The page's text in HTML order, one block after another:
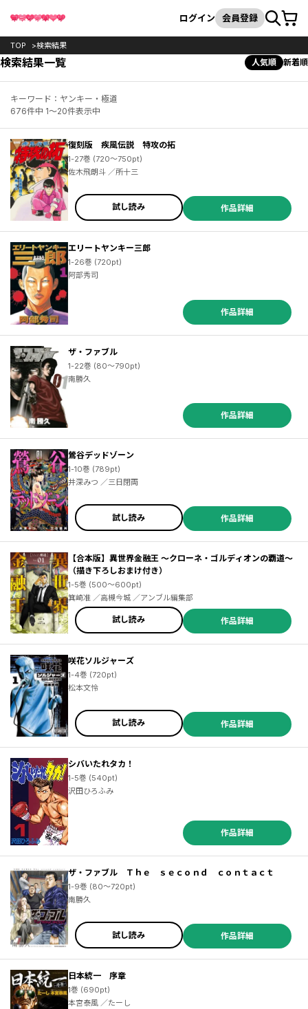
検索
ログイン 会員登録カート
TOP 検索結果
検索結果一覧 人気順 新着順
キーワード：ヤンキー・極道
676件中 1～20件表示中
復刻版 疾風伝説 特攻の拓
1-27巻 (720～750pt)
佐木飛朗斗 ／所十三
試し読み 作品詳細
エリートヤンキー三郎
1-26巻 (720pt)
阿部秀司
作品詳細
ザ・ファブル
1-22巻 (80～790pt)
南勝久
作品詳細
鶯谷デッドゾーン
1-10巻 (789pt)
井深みつ ／三日閉両
試し読み 作品詳細
【合本版】異世界金融王 ～クローネ・ゴルディオンの覇道～
（描き下ろしおまけ付き）
1-5巻 (500～600pt)
箕崎准 ／高槻今城 ／アンブル編集部
試し読み 作品詳細
咲花ソルジャーズ
1-4巻 (720pt)
松本文怜
試し読み 作品詳細
シバいたれタカ！
1-5巻 (540pt)
沢田ひろふみ
作品詳細
ザ・ファブル Ｔｈｅ ｓｅｃｏｎｄ ｃｏｎｔａｃｔ
1-9巻 (80～720pt)
南勝久
試し読み 作品詳細
日本統一 序章
1巻 (690pt)
本宮泰風 ／たーし